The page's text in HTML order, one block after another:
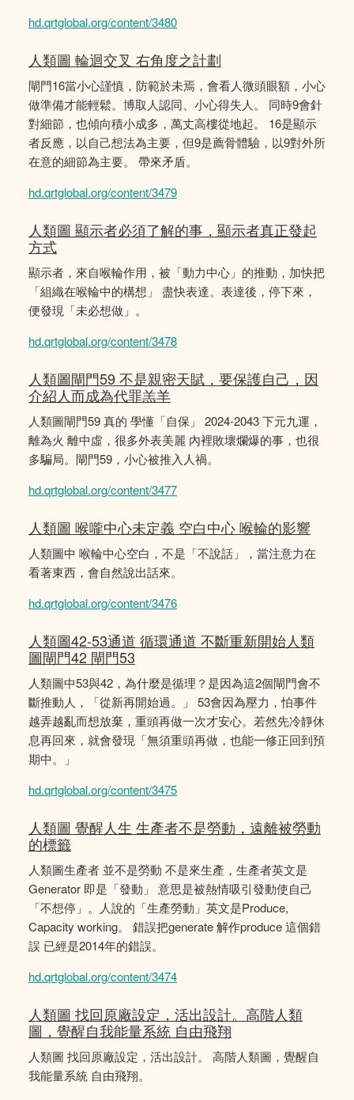
hd.qrtglobal.org/content/3480
人類圖 輪迴交叉 右角度之計劃
閘門16當小心謹慎，防範於未焉，會看人微頭眼額，小心
做準備才能輕鬆。博取人認同、小心得失人。 同時9會針
對細節，也傾向積小成多，萬丈高樓從地起。 16是顯示
者反應，以自己想法為主要，但9是薦骨體驗，以9對外所
在意的細節為主要。 帶來矛盾。
hd.qrtglobal.org/content/3479
人類圖 顯示者必須了解的事，顯示者真正發起
方式
顯示者，來自喉輪作用，被「動力中心」的推動，加快把
「組織在喉輪中的構想」 盡快表達。表達後，停下來，
便發現「未必想做」。
hd.qrtglobal.org/content/3478
人類圖閘門59 不是親密天賦，要保護自己，因
介紹人而成為代罪羔羊
人類圖閘門59 真的 學懂「自保」 2024-2043 下元九運，
離為火 離中虛，很多外表美麗 內裡敗壞爛爆的事，也很
多騙局。閘門59，小心被推入人禍。
hd.qrtglobal.org/content/3477
人類圖 喉嚨中心未定義 空白中心 喉輪的影響
人類圖中 喉輪中心空白，不是「不說話」，當注意力在
看著東西，會自然說出話來。
hd.qrtglobal.org/content/3476
人類圖42-53通道 循環通道 不斷重新開始人類
圖閘門42 閘門53
人類圖中53與42，為什麼是循理？是因為這2個閘門會不
斷推動人，「從新再開始過。」 53會因為壓力，怕事件
越弄越亂而想放棄，重頭再做一次才安心。若然先冷靜休
息再回來，就會發現「無須重頭再做，也能一修正回到預
期中。」
hd.qrtglobal.org/content/3475
人類圖 覺醒人生 生產者不是勞動，遠離被勞動
的標籤
人類圖生產者 並不是勞動 不是來生產，生產者英文是
Generator 即是「發動」 意思是被熱情吸引發動使自己
「不想停」。人說的「生產勞動」英文是Produce,
Capacity working。 錯誤把generate 解作produce 這個錯
誤 已經是2014年的錯誤。
hd.qrtglobal.org/content/3474
人類圖 找回原廠設定，活出設計。高階人類
圖，覺醒自我能量系統 自由飛翔
人類圖 找回原廠設定，活出設計。 高階人類圖，覺醒自
我能量系統 自由飛翔。